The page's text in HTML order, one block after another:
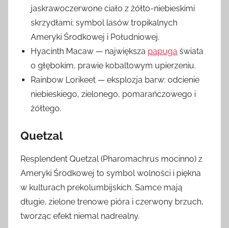
jaskrawoczerwone ciało z żółto-niebieskimi
skrzydłami; symbol lasów tropikalnych
Ameryki Środkowej i Południowej.
Hyacinth Macaw — największa papuga świata
o głębokim, prawie kobaltowym upierzeniu.
Rainbow Lorikeet — eksplozja barw: odcienie
niebieskiego, zielonego, pomarańczowego i
żółtego.
Quetzal
Resplendent Quetzal (Pharomachrus mocinno) z
Ameryki Środkowej to symbol wolności i piękna
w kulturach prekolumbijskich. Samce mają
długie, zielone trenowe pióra i czerwony brzuch,
tworząc efekt niemal nadrealny.